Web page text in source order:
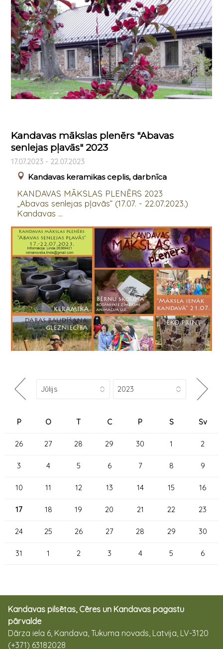
Kandavas mākslas plenērs "Abavas
senlejas pļavās" 2023
17.07.2023 - 22.07.2023
Kandavas keramikas ceplis, darbnīca
KANDAVAS MĀKSLAS PLENĒRS 2023
„Abavas senlejas pļavās” (17.07. - 22.07.2023.)
Kandavas ...
P O T C P S Sv
26 27 28 29 30 1 2
3 4 5 6 7 8 9
10 11 12 13 14 15 16
17 18 19 20 21 22 23
24 25 26 27 28 29 30
31 1 2 3 4 5 6
Kandavas pilsētas, Cēres un Kandavas pagastu
pārvalde
Dārza iela 6, Kandava, Tukuma novads, Latvija, LV-3120
(+371) 63182028